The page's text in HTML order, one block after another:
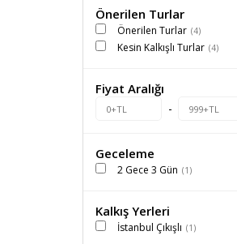
Önerilen Turlar
Önerilen Turlar (4)
Kesin Kalkışlı Turlar (4)
Fiyat Aralığı
-
Geceleme
2 Gece 3 Gün (1)
Kalkış Yerleri
İstanbul Çıkışlı (1)